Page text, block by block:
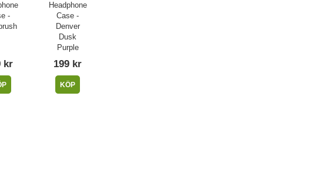
-
kr
Headphone
Case -
Denver
Dusk
Purple
199 kr
KÖP